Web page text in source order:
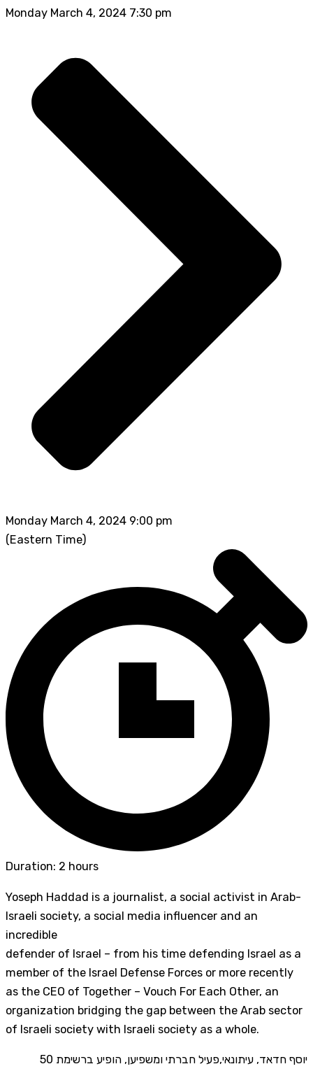
Monday March 4, 2024 7:30 pm
Monday March 4, 2024 9:00 pm
(Eastern Time)
Duration: 2 hours
Yoseph Haddad is a journalist, a social activist in Arab-
Israeli society, a social media influencer and an
incredible
defender of Israel – from his time defending Israel as a
member of the Israel Defense Forces or more recently
as the CEO of Together – Vouch For Each Other, an
organization bridging the gap between the Arab sector
of Israeli society with Israeli society as a whole.
יוסף חדאד, עיתונאי,פעיל חברתי ומשפיען, הופיע ברשימת 50